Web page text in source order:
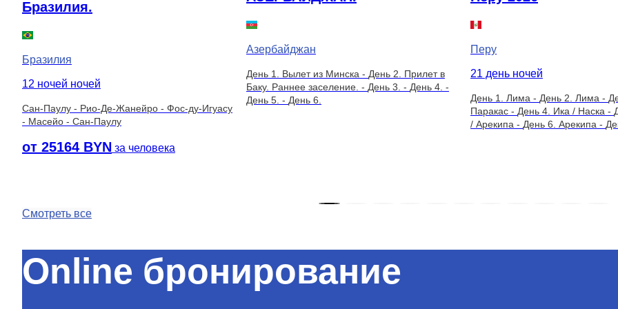
Бразилия.
Бразилия
12 ночей ночей
Сан-Паулу - Рио-Де-Жанейро - Фос-ду-Игуасу
- Масейо - Сан-Паулу
от 25164 BYN за человека
Азербайджан
День 1. Вылет из Минска - День 2. Прилет в
Баку. Раннее заселение. - День 3. - День 4. -
День 5. - День 6.
Перу
21 день ночей
День 1. Лима - День 2. Лима -
Паракас - День 4. Ика / Наска -
/ Арекипа - День 6. Арекипа -
Смотреть все
Online бронирование